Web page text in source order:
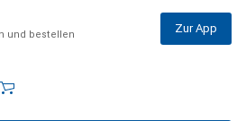
und bestellen Zur App